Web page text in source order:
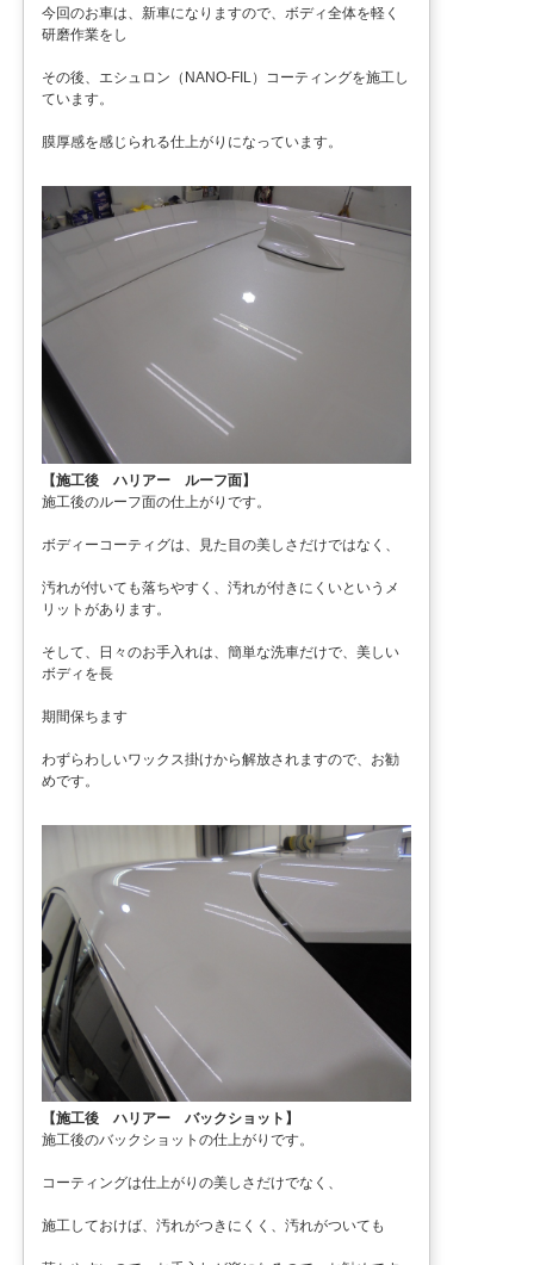
今回のお車は、新車になりますので、ボディ全体を軽く
研磨作業をし
その後、エシュロン（NANO-FIL）コーティングを施工し
ています。
膜厚感を感じられる仕上がりになっています。
【施工後 ハリアー ルーフ面】
施工後のルーフ面の仕上がりです。
ボディーコーティグは、見た目の美しさだけではなく、
汚れが付いても落ちやすく、汚れが付きにくいというメ
リットがあります。
そして、日々のお手入れは、簡単な洗車だけで、美しい
ボディを長
期間保ちます
わずらわしいワックス掛けから解放されますので、お勧
めです。
【施工後 ハリアー バックショット】
施工後のバックショットの仕上がりです。
コーティングは仕上がりの美しさだけでなく、
施工しておけば、汚れがつきにくく、汚れがついても